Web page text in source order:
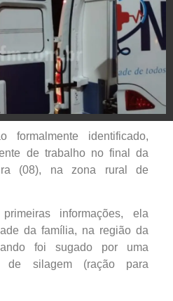
formalmente identificado,
de trabalho no final da
(08), na zona rural de
informações, ela
da família, na região da
foi sugado por uma
de silagem (ração para